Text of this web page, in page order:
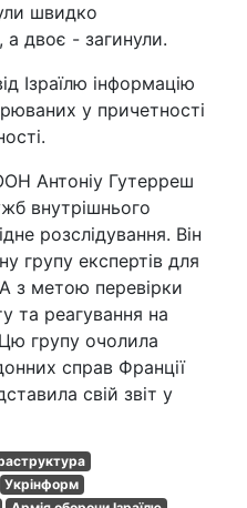
швидко
а двоє - загинули.
Ізраїлю інформацію
у причетності
Антоніу Гутерреш
внутрішнього
розслідування. Він
групу експертів для
з метою перевірки
та реагування на
групу очолила
справ Франції
свій звіт у
Укрінформ